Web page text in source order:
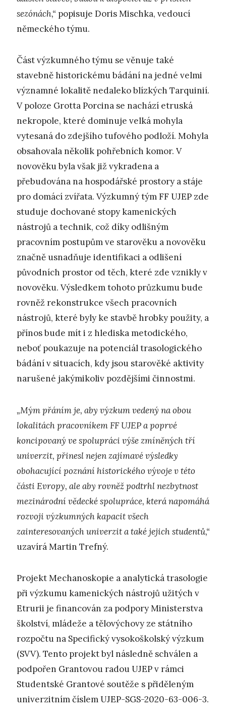
sezónách,“ popisuje Doris Mischka, vedoucí
německého týmu.
Část výzkumného týmu se věnuje také
stavebně historickému bádání na jedné velmi
významné lokalitě nedaleko blízkých Tarquinií.
V poloze Grotta Porcina se nachází etruská
nekropole, které dominuje velká mohyla
vytesaná do zdejšího tufového podloží. Mohyla
obsahovala několik pohřebních komor. V
novověku byla však již vykradena a
přebudována na hospodářské prostory a stáje
pro domácí zvířata. Výzkumný tým FF UJEP zde
studuje dochované stopy kamenických
nástrojů a technik, což díky odlišným
pracovním postupům ve starověku a novověku
značně usnadňuje identifikaci a odlišení
původních prostor od těch, které zde vznikly v
novověku. Výsledkem tohoto průzkumu bude
rovněž rekonstrukce všech pracovních
nástrojů, které byly ke stavbě hrobky použity, a
přínos bude mít i z hlediska metodického,
neboť poukazuje na potenciál trasologického
bádání v situacích, kdy jsou starověké aktivity
narušené jakýmikoliv pozdějšími činnostmi.
„Mým přáním je, aby výzkum vedený na obou
lokalitách pracovníkem FF UJEP a poprvé
koncipovaný ve spolupráci výše zmíněných tří
univerzit, přinesl nejen zajímavé výsledky
obohacující poznání historického vývoje v této
části Evropy, ale aby rovněž podtrhl nezbytnost
mezinárodní vědecké spolupráce, která napomáhá
rozvoji výzkumných kapacit všech
zainteresovaných univerzit a také jejich studentů,“
uzavírá Martin Trefný.
Projekt Mechanoskopie a analytická trasologie
při výzkumu kamenických nástrojů užitých v
Etrurii je financován za podpory Ministerstva
školství, mládeže a tělovýchovy ze státního
rozpočtu na Specifický vysokoškolský výzkum
(SVV). Tento projekt byl následně schválen a
podpořen Grantovou radou UJEP v rámci
Studentské Grantové soutěže s přiděleným
univerzitním číslem UJEP-SGS-2020-63-006-3.